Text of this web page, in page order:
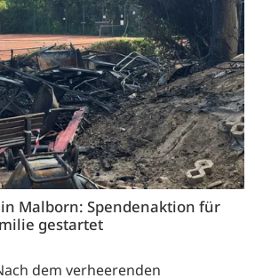
Malborn: Spendenaktion für
gestartet
dem verheerenden